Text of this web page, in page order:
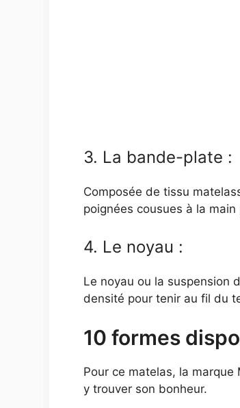
3. La bande-plate :
Composée de tissu
poignées cousues à la
4. Le noyau :
Le noyau ou la suspension
densité pour tenir au fil du
10 formes
Pour ce matelas, la
y trouver son bonheur.